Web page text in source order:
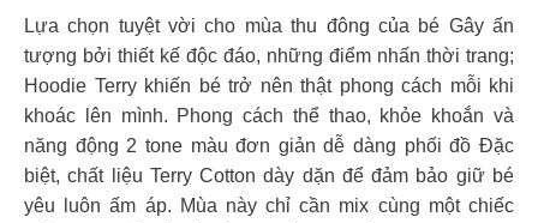
Lựa chọn tuyệt vời cho mùa thu đông của bé Gây ấn
tượng bởi thiết kế độc đáo, những điểm nhấn thời trang;
Hoodie Terry khiến bé trở nên thật phong cách mỗi khi
khoác lên mình. Phong cách thể thao, khỏe khoắn và
năng động 2 tone màu đơn giản dễ dàng phối đồ Đặc
biệt, chất liệu Terry Cotton dày dặn để đảm bảo giữ bé
yêu luôn ấm áp. Mùa này chỉ cần mix cùng một chiếc